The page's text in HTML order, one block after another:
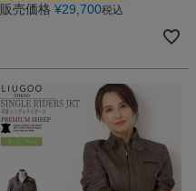
販売価格 ¥29,700税込